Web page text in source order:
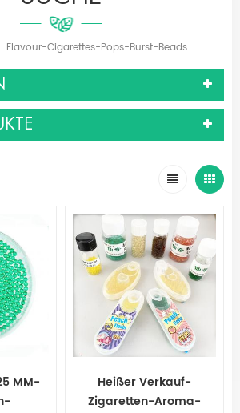
Flavour-Cigarettes-Pops-Burst-Beads
MM-
Heißer Verkauf-
Zigaretten-Aroma-